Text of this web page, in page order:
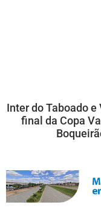
Inter do Taboado
final da Copa